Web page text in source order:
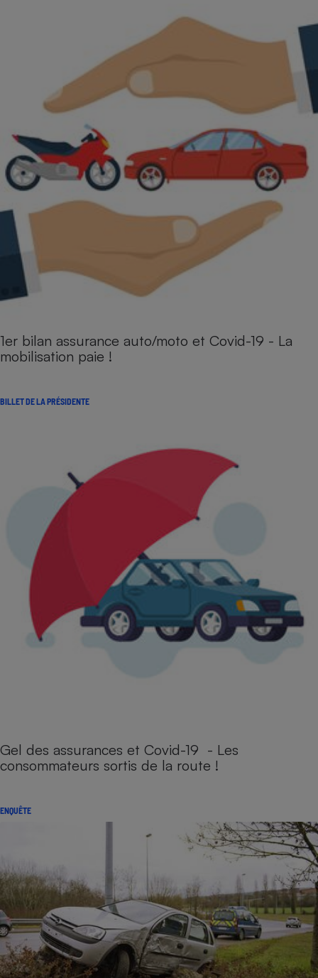
1er bilan assurance auto/moto et Covid-19 - La
mobilisation paie !
BILLET DE LA PRÉSIDENTE
Gel des assurances et Covid-19 - Les
consommateurs sortis de la route !
ENQUÊTE